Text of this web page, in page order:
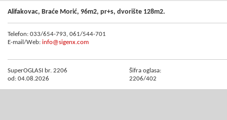
Alifakovac, Braće Morić, 96m2, pr+s, dvorište 128m2.
Telefon: 033/654-793, 061/544-701
E-mail/Web: info@sigenx.com
SuperOGLASI br. 2206
od: 04.08.2026
Šifra oglasa:
2206/402